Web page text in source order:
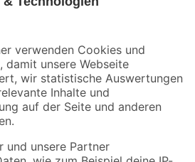
und Aktionen mehr verpassen!